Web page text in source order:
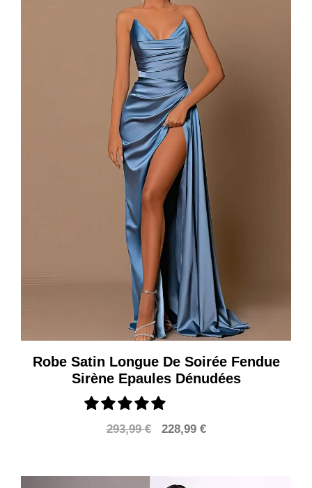
Robe Satin Longue De Soirée Fendue
Sirène Epaules Dénudées
293,99€
Le
était :
228,99 €Le